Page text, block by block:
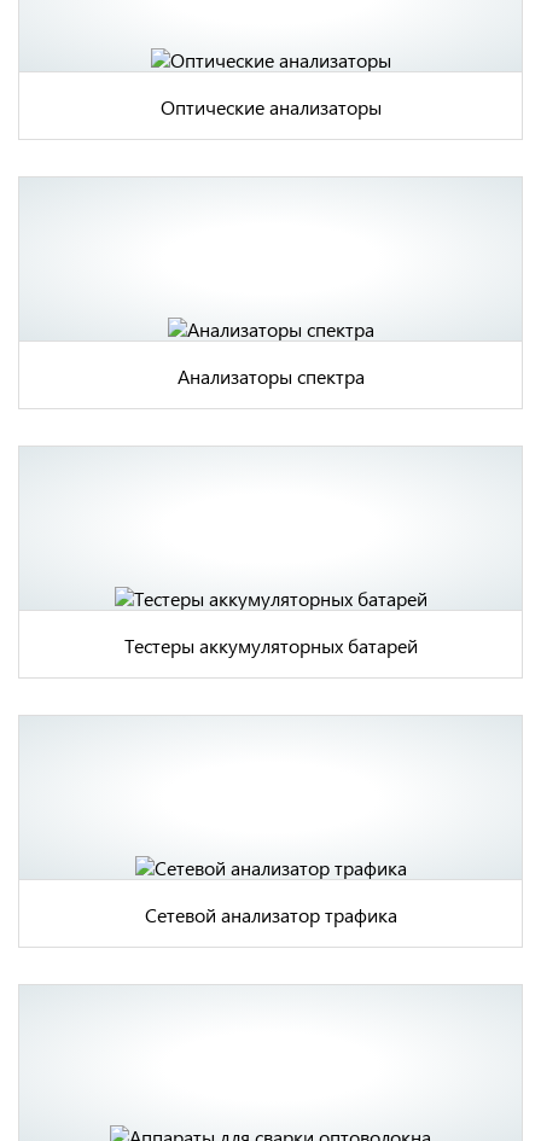
Оптические анализаторы
Анализаторы спектра
Тестеры аккумуляторных батарей
Сетевой анализатор трафика